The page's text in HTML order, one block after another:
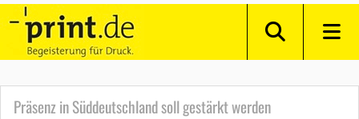
Präsenz in Süddeutschland soll gestärkt werden